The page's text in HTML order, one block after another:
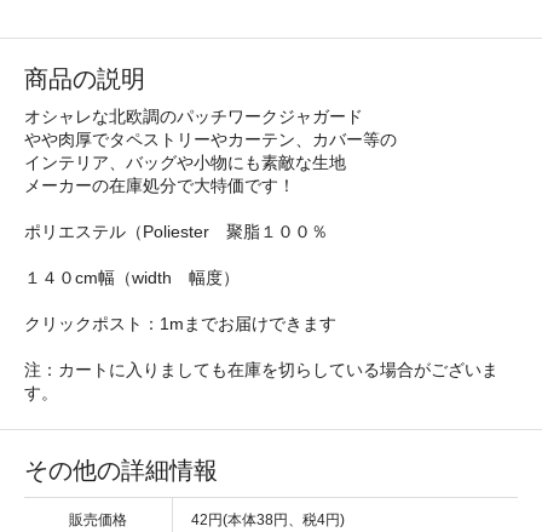
商品の説明
オシャレな北欧調のパッチワークジャガード
やや肉厚でタペストリーやカーテン、カバー等の
インテリア、バッグや小物にも素敵な生地
メーカーの在庫処分で大特価です！
ポリエステル（Poliester 聚脂１００％
１４０cm幅（width 幅度）
クリックポスト：1mまでお届けできます
注：カートに入りましても在庫を切らしている場合がございま
す。
その他の詳細情報
販売価格 42円(本体38円、税4円)